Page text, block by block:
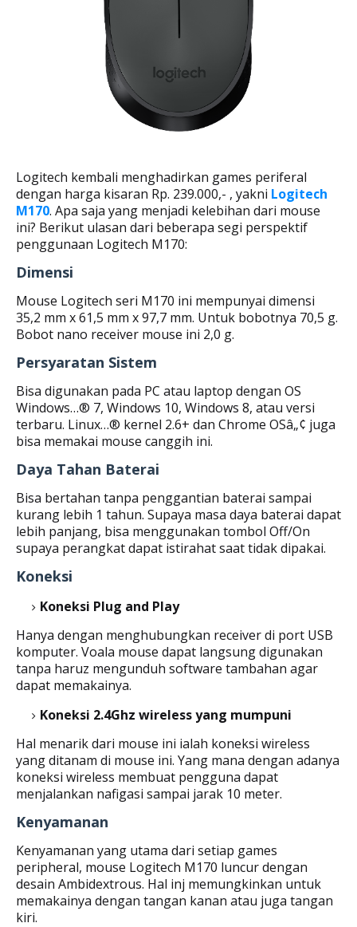
Logitech kembali menghadirkan games periferal
dengan harga kisaran Rp. 239.000,- , yakni Logitech
M170. Apa saja yang menjadi kelebihan dari mouse
ini? Berikut ulasan dari beberapa segi perspektif
penggunaan Logitech M170:
Dimensi
Mouse Logitech seri M170 ini mempunyai dimensi
35,2 mm x 61,5 mm x 97,7 mm. Untuk bobotnya 70,5 g.
Bobot nano receiver mouse ini 2,0 g.
Persyaratan Sistem
Bisa digunakan pada PC atau laptop dengan OS
Windows…® 7, Windows 10, Windows 8, atau versi
terbaru. Linux…® kernel 2.6+ dan Chrome OSâ„¢ juga
bisa memakai mouse canggih ini.
Daya Tahan Baterai
Bisa bertahan tanpa penggantian baterai sampai
kurang lebih 1 tahun. Supaya masa daya baterai dapat
lebih panjang, bisa menggunakan tombol Off/On
supaya perangkat dapat istirahat saat tidak dipakai.
Koneksi
Koneksi Plug and Play
Hanya dengan menghubungkan receiver di port USB
komputer. Voala mouse dapat langsung digunakan
tanpa haruz mengunduh software tambahan agar
dapat memakainya.
Koneksi 2.4Ghz wireless yang mumpuni
Hal menarik dari mouse ini ialah koneksi wireless
yang ditanam di mouse ini. Yang mana dengan adanya
koneksi wireless membuat pengguna dapat
menjalankan nafigasi sampai jarak 10 meter.
Kenyamanan
Kenyamanan yang utama dari setiap games
peripheral, mouse Logitech M170 luncur dengan
desain Ambidextrous. Hal inj memungkinkan untuk
memakainya dengan tangan kanan atau juga tangan
kiri.